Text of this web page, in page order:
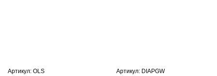
Артикул: OLS Артикул: DIAPGW